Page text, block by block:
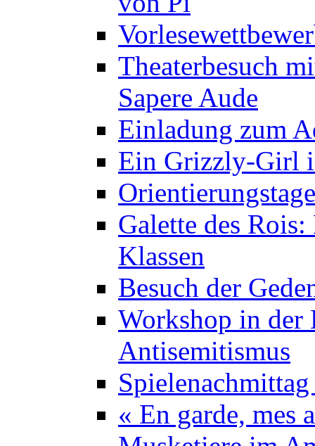
Theaterbesuch
Sapere Aude
Einladung zum
Ein Grizzly-Girl
Galette des
Klassen
Besuch der
Workshop in der
Antisemitismus
« En garde, mes